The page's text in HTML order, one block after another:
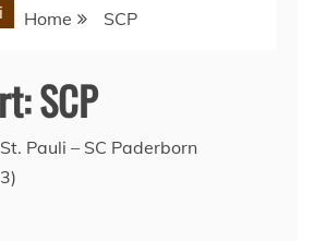
Home SCP
SCP